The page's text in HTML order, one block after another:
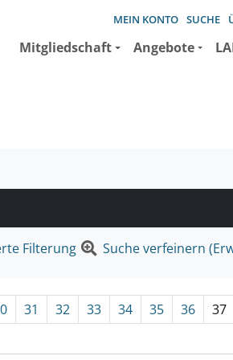
MEIN KONTO SUCHE
Mitgliedschaft Angebote
Filterung Suche verfeinern
31 32 33 34 35 36 37